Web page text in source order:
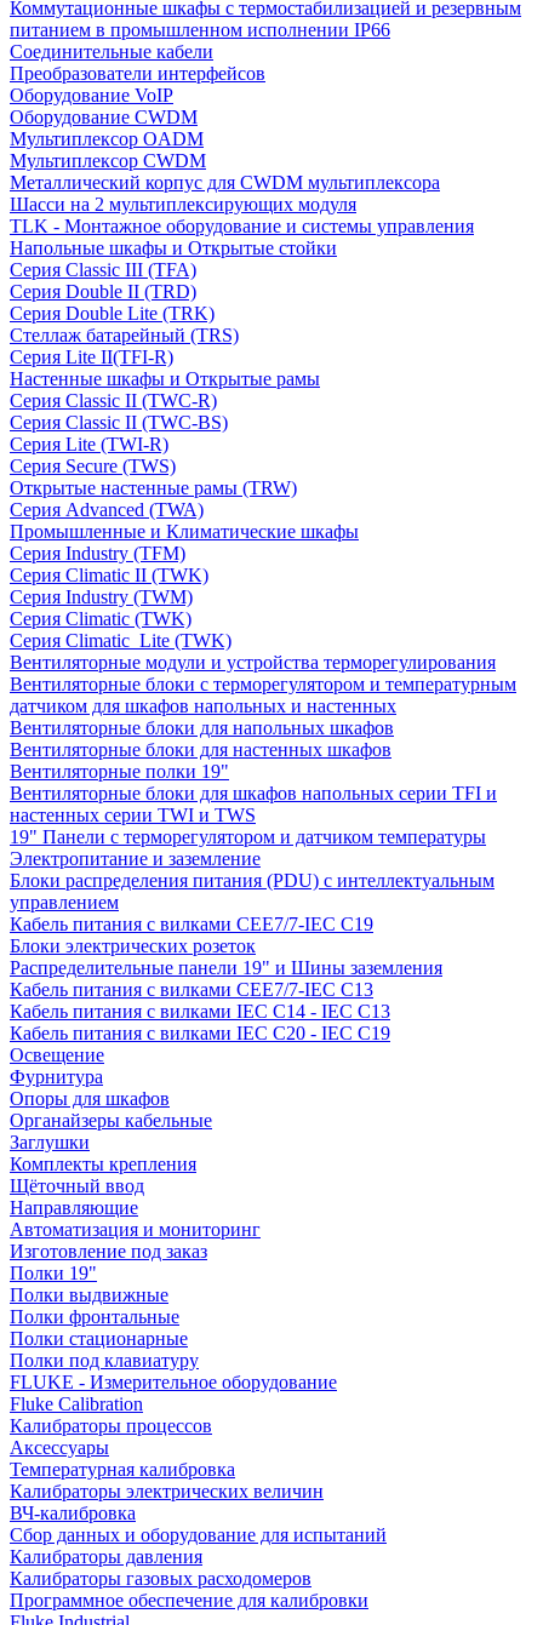
Коммутационные шкафы с термостабилизацией и резервным
питанием в промышленном исполнении IP66
Соединительные кабели
Преобразователи интерфейсов
Оборудование VoIP
Оборудование CWDM
Мультиплекcор OADM
Мультиплексор CWDM
Металлический корпус для CWDM мультиплексора
Шасси на 2 мультиплексирующих модуля
TLK - Монтажное оборудование и системы управления
Напольные шкафы и Открытые стойки
Серия Classic III (TFA)
Серия Double II (TRD)
Серия Double Lite (TRK)
Стеллаж батарейный (TRS)
Серия Lite II(TFI-R)
Настенные шкафы и Открытые рамы
Серия Classic II (TWC-R)
Серия Classic II (TWC-BS)
Серия Lite (TWI-R)
Серия Secure (TWS)
Открытые настенные рамы (TRW)
Серия Advanced (TWA)
Промышленные и Климатические шкафы
Серия Industry (TFM)
Серия Climatic II (TWK)
Серия Industry (TWM)
Серия Climatic (TWK)
Серия Climatic_Lite (TWK)
Вентиляторные модули и устройства терморегулирования
Вентиляторные блоки с терморегулятором и температурным
датчиком для шкафов напольных и настенных
Вентиляторные блоки для напольных шкафов
Вентиляторные блоки для настенных шкафов
Вентиляторные полки 19"
Вентиляторные блоки для шкафов напольных серии TFI и
настенных серии TWI и TWS
19" Панели с терморегулятором и датчиком температуры
Электропитание и заземление
Блоки распределения питания (PDU) с интеллектуальным
управлением
Кабель питания с вилками CEE7/7-IEC C19
Блоки электрических розеток
Распределительные панели 19" и Шины заземления
Кабель питания с вилками CEE7/7-IEC C13
Кабель питания с вилками IEC C14 - IEC C13
Кабель питания с вилками IEC C20 - IEC C19
Освещение
Фурнитура
Опоры для шкафов
Органайзеры кабельные
Заглушки
Комплекты крепления
Щёточный ввод
Направляющие
Автоматизация и мониторинг
Изготовление под заказ
Полки 19"
Полки выдвижные
Полки фронтальные
Полки стационарные
Полки под клавиатуру
FLUKE - Измерительное оборудование
Fluke Calibration
Калибраторы процессов
Аксессуары
Температурная калибровка
Калибраторы электрических величин
ВЧ-калибровка
Сбор данных и оборудование для испытаний
Калибраторы давления
Калибраторы газовых расходомеров
Программное обеспечение для калибровки